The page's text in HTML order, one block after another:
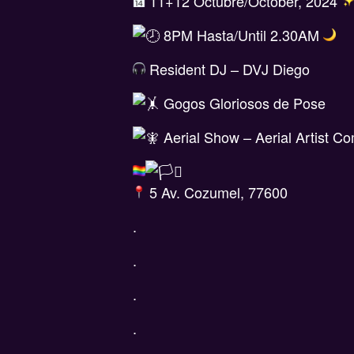
8PM Hasta/Until 2.30AM
Resident DJ – DVJ Diego
Gogos Gloriosos de Pose
Aerial Show – Aerial Artist
5 Av. Cozumel, 77600
.
.
.
.